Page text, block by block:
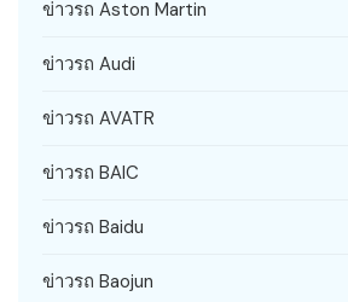
ข่าวรถ Aston Martin
ข่าวรถ Audi
ข่าวรถ AVATR
ข่าวรถ BAIC
ข่าวรถ Baidu
ข่าวรถ Baojun